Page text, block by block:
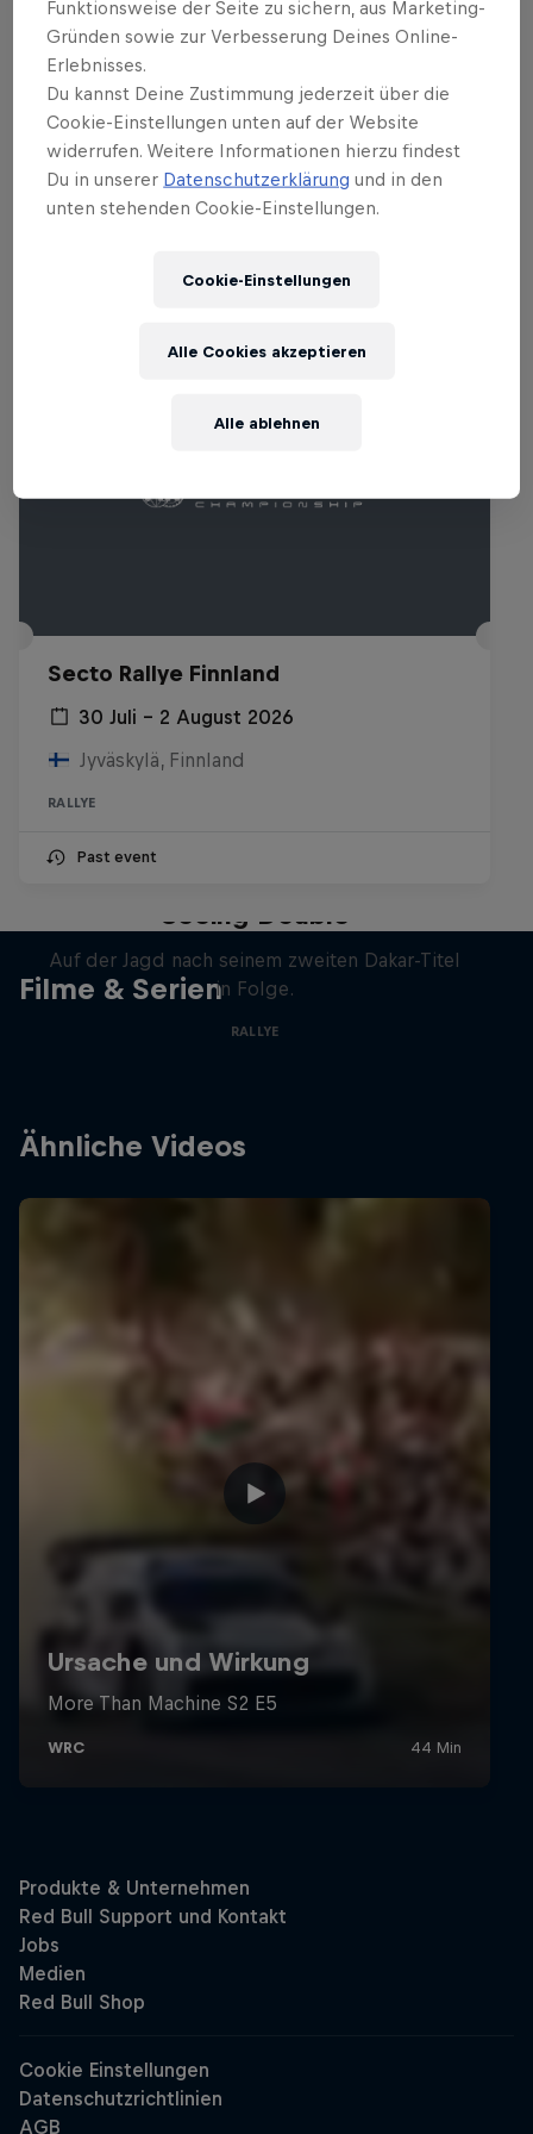
Vorstellung des Desert Wings Teams von
Red Bull
3:24 Min
Secto Rallye Finnland
30 Juli – 2 August 2026
Jyväskylä, Finnland
RALLYE
Past event
Filme & Serien
Seeing Double
Auf der Jagd nach seinem zweiten Dakar-Titel
in Folge.
RALLYE
Ähnliche Videos
Funktionsweise der Seite zu sichern, aus Marketing-
Gründen sowie zur Verbesserung Deines Online-
Erlebnisses.
Du kannst Deine Zustimmung jederzeit über die
Cookie-Einstellungen unten auf der Website
widerrufen. Weitere Informationen hierzu findest
Du in unserer Datenschutzerklärung und in den
unten stehenden Cookie-Einstellungen.
Cookie-Einstellungen
Alle ablehnen
Alle Cookies akzeptieren